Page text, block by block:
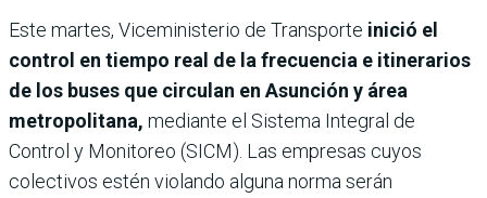
Este martes, Viceministerio de Transporte inició el
control en tiempo real de la frecuencia e itinerarios
de los buses que circulan en Asunción y área
metropolitana, mediante el Sistema Integral de
Control y Monitoreo (SICM). Las empresas cuyos
colectivos estén violando alguna norma serán